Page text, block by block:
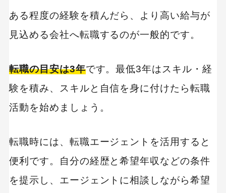
ある程度の経験を積んだら、より高い給与が
見込める会社へ転職するのが一般的です。
転職の目安は3年です。最低3年はスキル・経
験を積み、スキルと自信を身に付けたら転職
活動を始めましょう。
転職時には、転職エージェントを活用すると
便利です。自分の経歴と希望年収などの条件
を提示し、エージェントに相談しながら希望